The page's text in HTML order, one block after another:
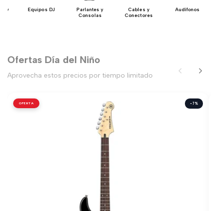
y
Equipos DJ
Parlantes y
Consolas
Cables y
Conectores
Audífonos
Ofertas Día del Niño
Aprovecha estos precios por tiempo limitado
OFERTA -7%